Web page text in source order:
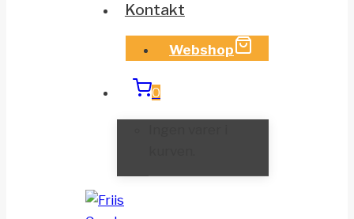
Kontakt
Webshop
0